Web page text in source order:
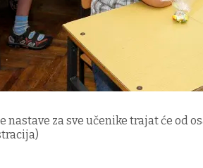
nastave za sve učenike trajat će od